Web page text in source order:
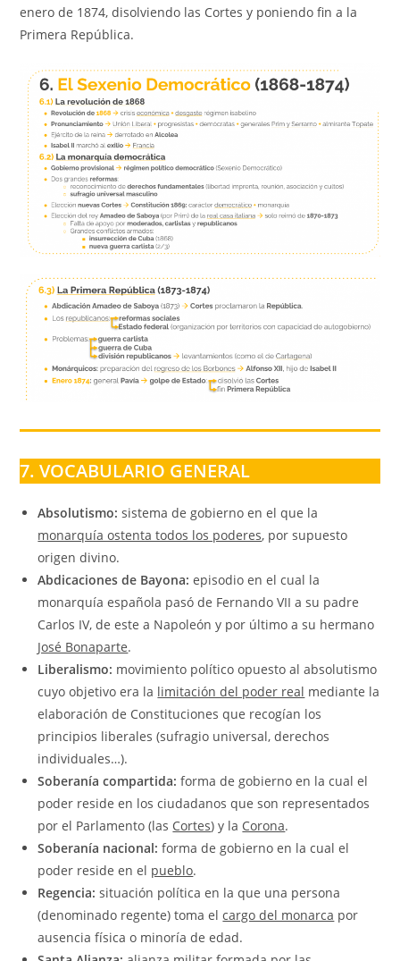
enero de 1874, disolviendo las Cortes y poniendo fin a la
Primera República.
7. VOCABULARIO GENERAL
Absolutismo: sistema de gobierno en el que la
monarquía ostenta todos los poderes, por supuesto
origen divino.
Abdicaciones de Bayona: episodio en el cual la
monarquía española pasó de Fernando VII a su padre
Carlos IV, de este a Napoleón y por último a su hermano
José Bonaparte.
Liberalismo: movimiento político opuesto al absolutismo
cuyo objetivo era la limitación del poder real mediante la
elaboración de Constituciones que recogían los
principios liberales (sufragio universal, derechos
individuales…).
Soberanía compartida: forma de gobierno en la cual el
poder reside en los ciudadanos que son representados
por el Parlamento (las Cortes) y la Corona.
Soberanía nacional: forma de gobierno en la cual el
poder reside en el pueblo.
Regencia: situación política en la que una persona
(denominado regente) toma elcargo del monarca por
ausencia física o minoría de edad.